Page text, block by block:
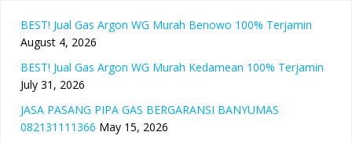
BEST! Jual Gas Argon WG Murah Benowo 100% Terjamin
August 4, 2026
BEST! Jual Gas Argon WG Murah Kedamean 100% Terjamin
July 31, 2026
JASA PASANG PIPA GAS BERGARANSI BANYUMAS
082131111366 May 15, 2026